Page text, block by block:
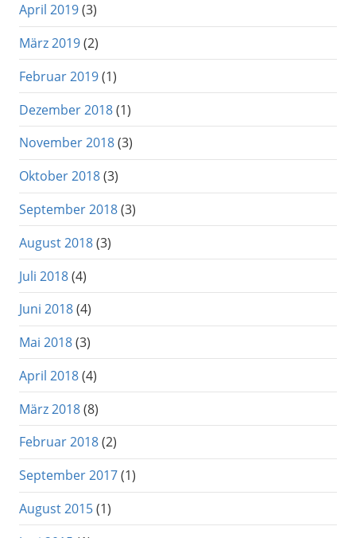
April 2019(3)
März 2019(2)
Februar 2019(1)
Dezember 2018(1)
November 2018(3)
Oktober 2018(3)
September 2018(3)
August 2018(3)
Juli 2018(4)
Juni 2018(4)
Mai 2018(3)
April 2018(4)
März 2018(8)
Februar 2018(2)
September 2017(1)
August 2015(1)